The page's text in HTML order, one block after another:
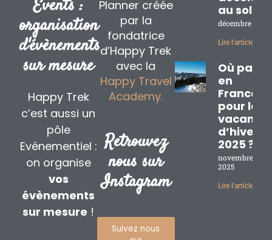
Events :
organisation
d'évènements
sur mesure
Happy Trek
c’est aussi un
pôle
Evénementiel :
on organise
vos
évènements
sur mesure !
Planner créée
par la
fondatrice
d’Happy Trek
avec la
Happy Travel
Academy.
Retrouvez
nous sur
Instagram
Suivez nous
au soleil
décembre 2,
Lire l'article »
Où partir
en
France
pour les
d’hiver
2025 ?
novembre 17,
2025
Lire l'article »